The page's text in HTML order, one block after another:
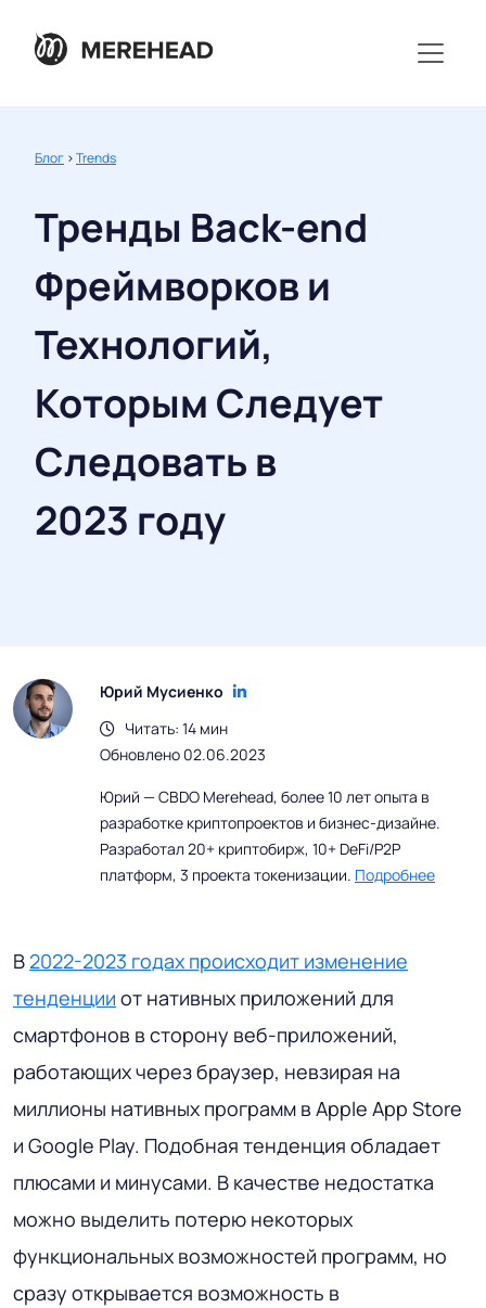
Блог >Trends
Тренды Back-end
Фреймворков и
Технологий,
Которым Следует
Следовать в
2023 году
Юрий Мусиенко
Читать: 14 мин
Обновлено 02.06.2023
Юрий — CBDO Merehead, более 10 лет опыта в
разработке криптопроектов и бизнес-дизайне.
Разработал 20+ криптобирж, 10+ DeFi/P2P
платформ, 3 проекта токенизации. Подробнее
В 2022-2023 годах происходит изменение
тенденции от нативных приложений для
смартфонов в сторону веб-приложений,
работающих через браузер, невзирая на
миллионы нативных программ в Apple App Store
и Google Play. Подобная тенденция обладает
плюсами и минусами. В качестве недостатка
можно выделить потерю некоторых
функциональных возможностей программ, но
сразу открывается возможность в